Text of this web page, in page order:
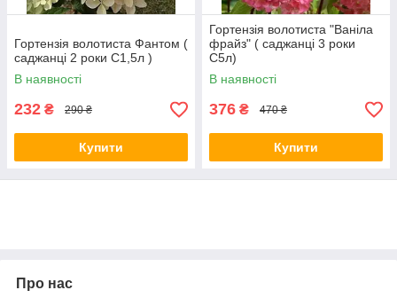
Гортензія волотиста Фантом (
саджанці 2 роки С1,5л )
В наявності
232 ₴ 290 ₴
Купити
Гортензія волотиста "Ваніла
фрайз" ( саджанці 3 роки
С5л)
В наявності
376 ₴ 470 ₴
Купити
Про нас